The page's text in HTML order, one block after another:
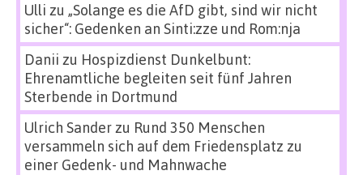
Ulli zu „Solange es die AfD gibt, sind wir nicht
sicher“: Gedenken an Sinti:zze und Rom:nja
Danii zu Hospizdienst Dunkelbunt:
Ehrenamtliche begleiten seit fünf Jahren
Sterbende in Dortmund
Ulrich Sanderzu Rund 350 Menschen
versammeln sich auf dem Friedensplatz zu
einer Gedenk- und Mahnwache